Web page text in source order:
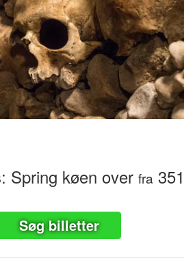
Spring køen over fra
Søg billetter